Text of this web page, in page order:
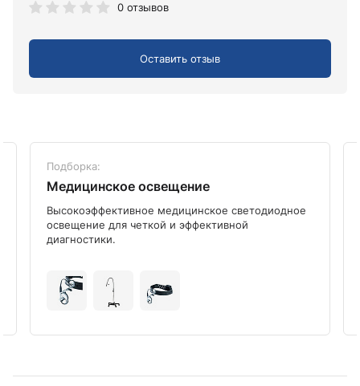
0 отзывов
Оставить отзыв
Подборка:
Медицинское освещение
Высокоэффективное медицинское светодиодное
освещение для четкой и эффективной
диагностики.